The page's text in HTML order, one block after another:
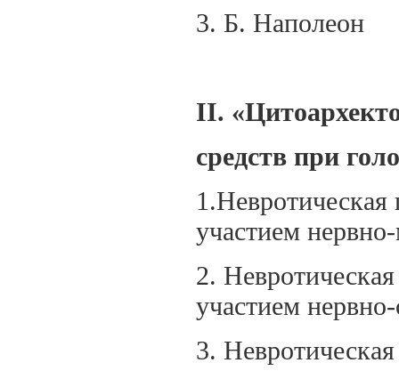
3. Б. Наполеон
II.
средств при
участием
2.
участием
3.